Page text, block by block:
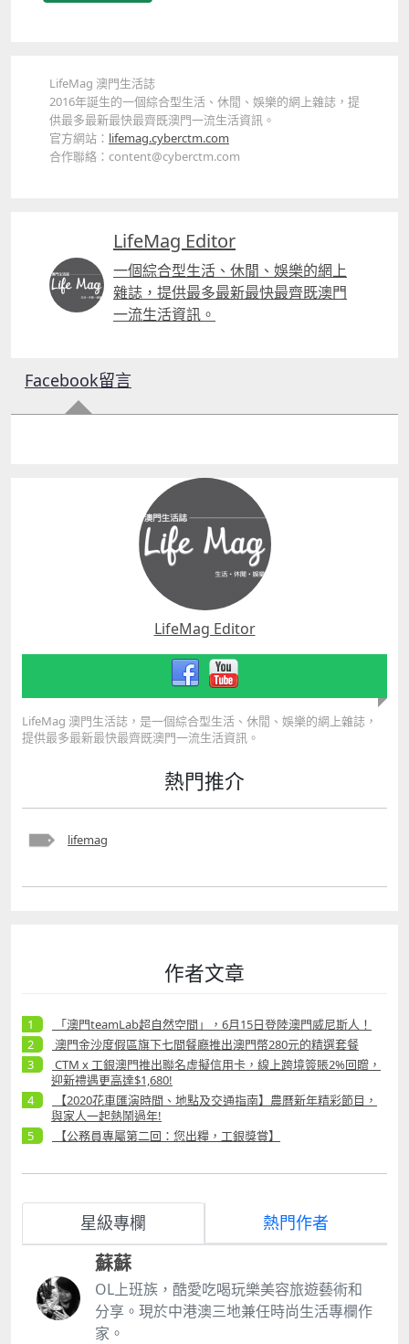
LifeMag 澳門生活誌
2016年誕生的一個綜合型生活、休閒、娛樂的網上雜誌，提
供最多最新最快最齊既澳門一流生活資訊。
官方網站： lifemag.cyberctm.com
合作聯絡：content@cyberctm.com
LifeMag Editor
一個綜合型生活、休閒、娛樂的網上
雜誌，提供最多最新最快最齊既澳門
一流生活資訊。
Facebook留言
LifeMag Editor
LifeMag 澳門生活誌，是一個綜合型生活、休閒、娛樂的網上雜誌，
提供最多最新最快最齊既澳門一流生活資訊。
熱門推介
lifemag
作者文章
「澳門teamLab超自然空間」，6月15日登陸澳門威尼斯人！
澳門金沙度假區旗下七間餐廳推出澳門幣280元的精選套餐
CTM x 工銀澳門推出聯名虛擬信用卡，線上跨境簽賬2%回贈，
迎新禮遇更高達$1,680!
【2020花車匯演時間、地點及交通指南】農曆新年精彩節目，
與家人一起熱鬧過年!
【公務員專屬第二回：您出糧，工銀獎賞】
星級專欄 熱門作者
蘇蘇
OL上班族，酷愛吃喝玩樂美容旅遊藝術和
分享。現於中港澳三地兼任時尚生活專欄作
家。